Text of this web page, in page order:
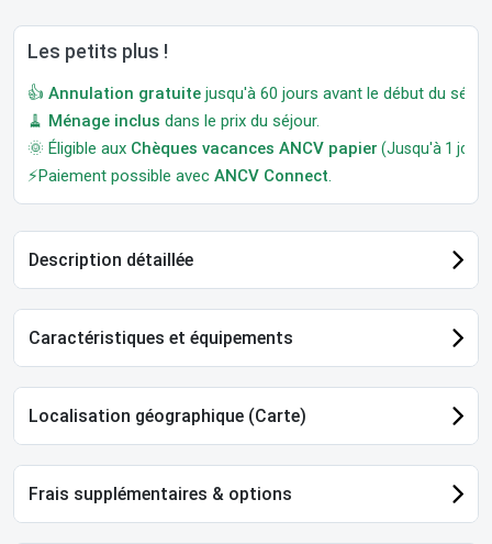
Les petits plus !
👍 Annulation gratuite jusqu'à 60 jours avant le début du
🧹 Ménage inclus dans le prix du séjour.
🌞 Éligible aux Chèques vacances ANCV papier (Jusqu'à 1 jour
⚡Paiement possible avec ANCV Connect.
Description détaillée
Caractéristiques et équipements
Localisation géographique (Carte)
Frais supplémentaires & options